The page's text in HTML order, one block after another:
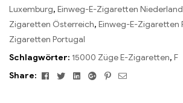
Luxemburg, Einweg-E-Zigaretten
Zigaretten Österreich, Einweg-E-Zigaretten
Zigaretten Portugal
Schlagwörter: 15000 Züge E-Zigaretten, F
Share:
FacebookTwitterLinkedinGoogle+Pinterest
Email